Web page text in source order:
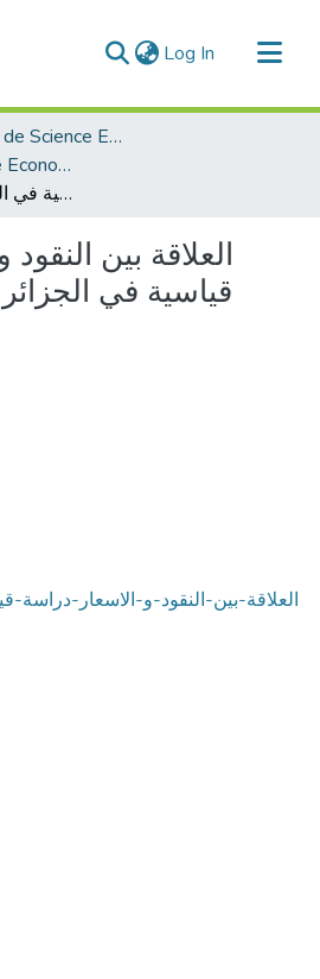
Log In (current)
Département de Science Economique
Doctorat en Science Economique
العلاقة بين النقود و الاسعار دراسة قياسية في الجزائر-تونس-المغرب
العلاقة بين
قياسية في
العلاقة-بين-النقود-و-الاسعار-دراسة-